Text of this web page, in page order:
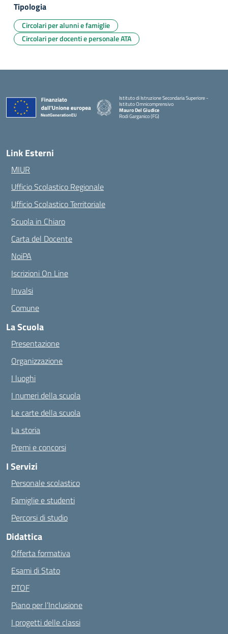
Tipologia
Circolari per alunni e famiglie
Circolari per docenti e personale ATA
Istituto di Istruzione Secondaria Superiore -
Istituto Omnicomprensivo
Mauro Del Giudice
Rodi Garganico (FG)
— Visita la pagina iniziale della scuola
Link Esterni
MIUR
Ufficio Scolastico Regionale
Ufficio Scolastico Territoriale
Scuola in Chiaro
Carta del Docente
NoiPA
Iscrizioni On Line
Invalsi
Comune
La Scuola
Presentazione
Organizzazione
I luoghi
I numeri della scuola
Le carte della scuola
La storia
Premi e concorsi
I Servizi
Personale scolastico
Famiglie e studenti
Percorsi di studio
Didattica
Offerta formativa
Esami di Stato
PTOF
Piano per l’Inclusione
I progetti delle classi